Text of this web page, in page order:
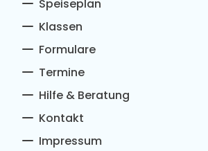
Speiseplan
Klassen
Formulare
Termine
Hilfe & Beratung
Kontakt
Impressum